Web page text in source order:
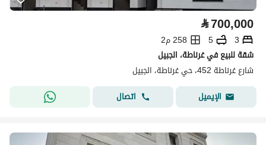
⃁700,000
3
5
258 م2
شقة للبيع في غرناطة، الجبيل
شارع غرناطة 452، حي غرناطة، الجبيل
الإيميل
اتصال